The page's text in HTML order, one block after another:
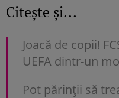
Citește și...
Joacă de copii!
UEFA dintr-un
Pot părinții să